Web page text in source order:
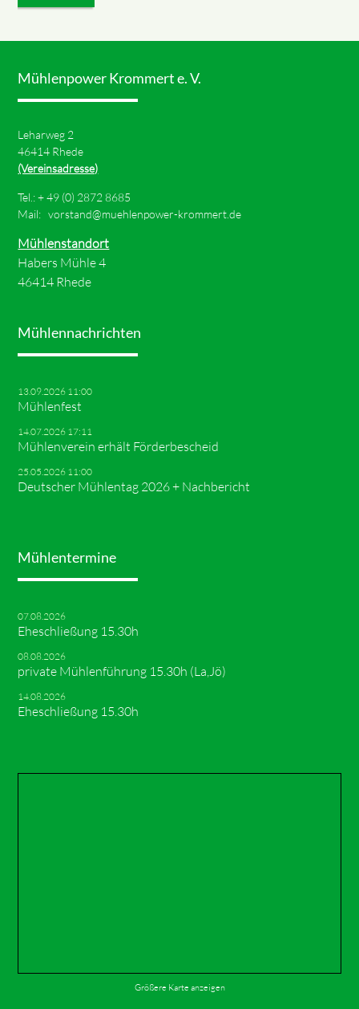
Mühlenpower Krommert e. V.
Leharweg 2
46414 Rhede
(Vereinsadresse)
Tel.: +49 (0) 2872 8685
Mail:vorstand@muehlenpower-krommert.de
Mühlenstandort
Habers Mühle 4
46414 Rhede
Mühlennachrichten
13.09.2026 11:00
Mühlenfest
14.07.2026 17:11
Mühlenverein erhält Förderbescheid
25.05.2026 11:00
Deutscher Mühlentag 2026 + Nachbericht
Mühlentermine
07.08.2026
Eheschließung 15.30h
08.08.2026
private Mühlenführung 15.30h (La,Jö)
14.08.2026
Eheschließung 15.30h
Größere Karte anzeigen